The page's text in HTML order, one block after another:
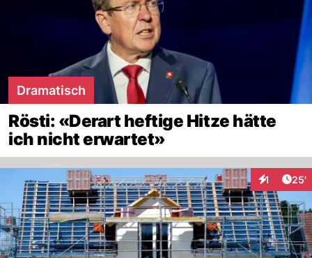
Dramatisch
Rösti: «Derart heftige Hitze hätte
ich nicht erwartet»
1 25'